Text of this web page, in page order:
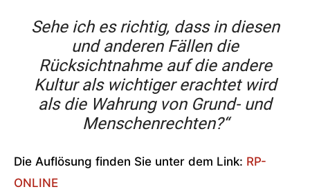
Sehe ich es richtig, dass in diesen
und anderen Fällen die
Rücksichtnahme auf die andere
Kultur als wichtiger erachtet wird
als die Wahrung von Grund- und
Menschenrechten?“
Die Auflösung finden Sie unter dem Link: RP-
ONLINE